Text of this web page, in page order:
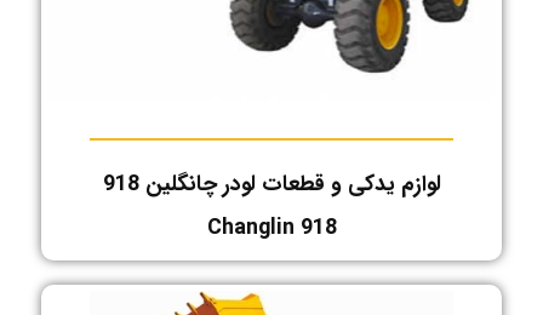
لوازم یدکی و قطعات لودر چانگلین 918
Changlin 918